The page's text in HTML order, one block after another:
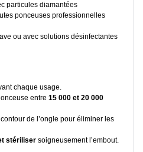
particules diamantées
ponceuses professionnelles
ou avec solutions désinfectantes
chaque usage.
entre 15 000 et 20 000
de l’ongle pour éliminer les
stériliser soigneusement l’embout.